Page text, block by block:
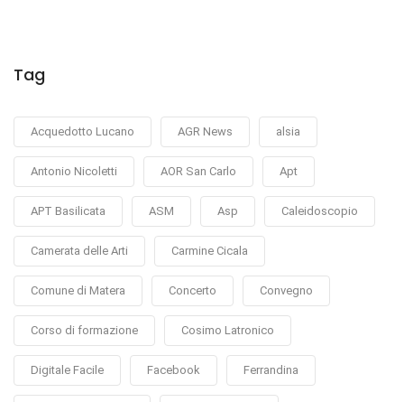
Tag
Acquedotto Lucano AGR News alsia
Antonio Nicoletti AOR San Carlo Apt
APT Basilicata ASM Asp Caleidoscopio
Camerata delle Arti Carmine Cicala
Comune di Matera Concerto Convegno
Corso di formazione Cosimo Latronico
Digitale Facile Facebook Ferrandina